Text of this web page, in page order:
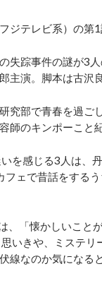
ジテレビ系）の第1
失踪事件の謎が3
主演。脚本は古沢
究部で青春を過ご
師のキンポーこと
を感じる3人は、
ェで昔話をする
、「懐かしいこと
いきや、ミステリ
線なのか気になる